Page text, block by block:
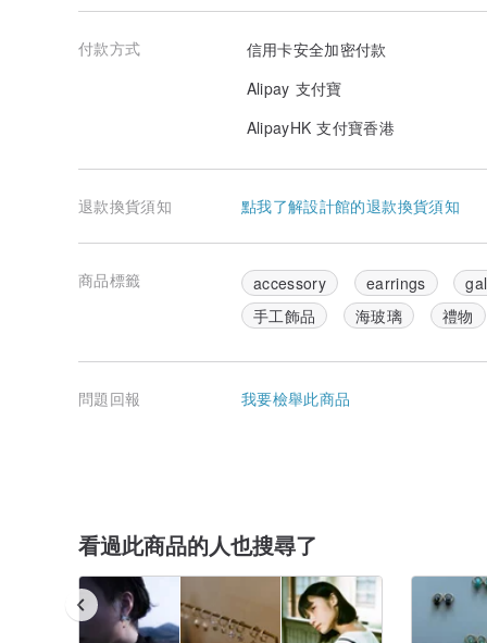
付款方式
信用卡安全加密付款
Alipay 支付寶
AlipayHK 支付寶香港
退款換貨須知 點我了解設計館的退款換貨須知
商品標籤 accessory earrings
手工飾品
海玻璃 禮物
問題回報 我要檢舉此商品
看過此商品的人也搜尋了